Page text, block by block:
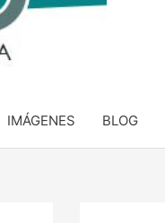
IMÁGENES BLOG